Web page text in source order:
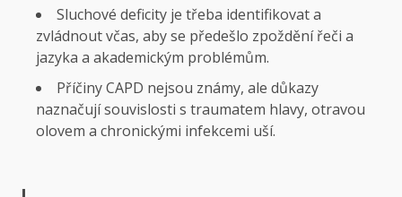
Sluchové deficity je třeba identifikovat a
zvládnout včas, aby se předešlo zpoždění řeči a
jazyka a akademickým problémům.
Příčiny CAPD nejsou známy, ale důkazy
naznačují souvislosti s traumatem hlavy, otravou
olovem a chronickými infekcemi uší.